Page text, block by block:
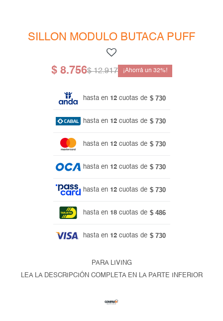
SILLON MODULO BUTACA PUFF
$ 8.756$ 12.917 32
hasta en 12 cuotas de $ 730
hasta en 12 cuotas de $ 730
hasta en 12 cuotas de $ 730
hasta en 12 cuotas de $ 730
hasta en 12 cuotas de $ 730
hasta en 18 cuotas de $ 486
hasta en 12 cuotas de $ 730
PARA LIVING
LEA LA DESCRIPCIÓN COMPLETA EN LA PARTE INFERIOR
Bibliotecas